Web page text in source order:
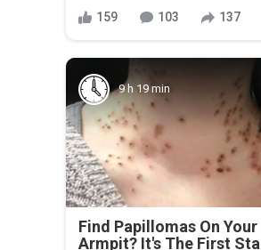
159 103 137
9 h 19 min
Find Papillomas On
Armpit? It's The First